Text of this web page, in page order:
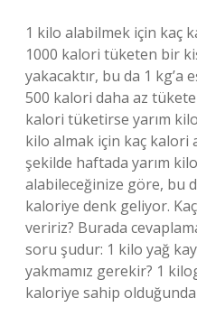
1 kilo alabilmek için kaç
1000 kalori tüketen bir
yakacaktır, bu da 1 kg’a
500 kalori daha az
kalori tüketirse yarım
kilo almak için kaç kalori
şekilde haftada yarım
alabileceğinize göre, bu
kaloriye denk geliyor.
veririz? Burada
soru şudur: 1 kilo yağ
yakmamız gerekir? 1
kaloriye sahip